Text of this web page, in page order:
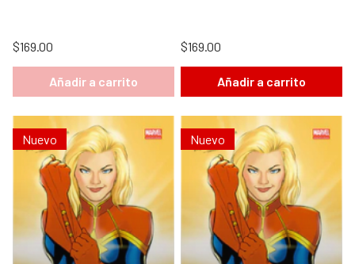
$169.00
Añadir a carrito
$169.00
Añadir a carrito
Nuevo Nuevo